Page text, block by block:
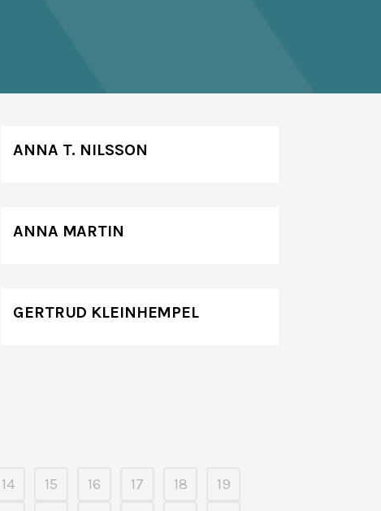
ANNA T. NILSSON
ANNA MARTIN
GERTRUD KLEINHEMPEL
14 15 16 17 18
19